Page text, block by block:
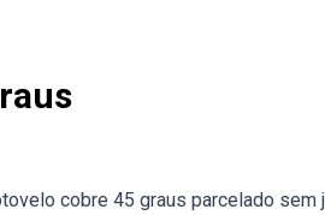
cobre 45 graus parcelado